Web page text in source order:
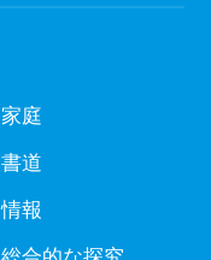
家庭
書道
情報